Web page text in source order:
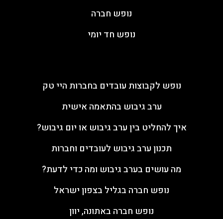
נופש חברה
נופש חד יומי
נופש לקבוצות עובדים בחברות היי טק
ערב גיבוש בהתאמה אישית
איך להחליט בין ערב גיבוש או יום גיבוש?
תכנון ערב גיבוש לעובדים וחברות
מה עושים בערב גיבוש ומה כדי לדעת?
נופש חברה בגליל בצפון ישראל
נופש חברה באתונה, יוון